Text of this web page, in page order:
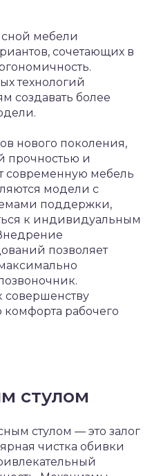
мебели
сочетающих в
технологий
создавать более
нового поколения,
прочностью и
современную мебель
модели с
поддержки,
к индивидуальным
позволяет
совершенству
рабочего
стулом
стулом — это залог
чистка обивки